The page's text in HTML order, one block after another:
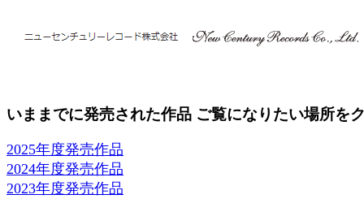
いままでに発売された作品 ご覧になりたい場所を
2025年度発売作品
2024年度発売作品
2023年度発売作品